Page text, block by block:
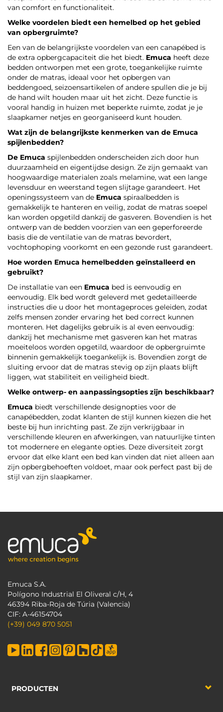
van comfort en functionaliteit.
Welke voordelen biedt een hemelbed op het gebied
van opbergruimte?
Een van de belangrijkste voordelen van een canapébed is
de extra opbergcapaciteit die het biedt. Emuca heeft deze
bedden ontworpen met een grote, toegankelijke ruimte
onder de matras, ideaal voor het opbergen van
beddengoed, seizoensartikelen of andere spullen die je bij
de hand wilt houden maar uit het zicht. Deze functie is
vooral handig in huizen met beperkte ruimte, zodat je je
slaapkamer netjes en georganiseerd kunt houden.
Wat zijn de belangrijkste kenmerken van de Emuca
spijlenbedden?
De Emuca spijlenbedden onderscheiden zich door hun
duurzaamheid en eigentijdse design. Ze zijn gemaakt van
hoogwaardige materialen zoals melamine, wat een lange
levensduur en weerstand tegen slijtage garandeert. Het
openingssysteem van de Emuca spiraalbedden is
gemakkelijk te hanteren en veilig, zodat de matras soepel
kan worden opgetild dankzij de gasveren. Bovendien is het
ontwerp van de bedden voorzien van een geperforeerde
basis die de ventilatie van de matras bevordert,
vochtophoping voorkomt en een gezonde rust garandeert.
Hoe worden Emuca hemelbedden geïnstalleerd en
gebruikt?
De installatie van een Emuca bed is eenvoudig en
eenvoudig. Elk bed wordt geleverd met gedetailleerde
instructies die u door het montageproces geleiden, zodat
zelfs mensen zonder ervaring het bed correct kunnen
monteren. Het dagelijks gebruik is al even eenvoudig:
dankzij het mechanisme met gasveren kan het matras
moeiteloos worden opgetild, waardoor de opbergruimte
binnenin gemakkelijk toegankelijk is. Bovendien zorgt de
sluiting ervoor dat de matras stevig op zijn plaats blijft
liggen, wat stabiliteit en veiligheid biedt.
Welke ontwerp- en aanpassingsopties zijn beschikbaar?
Emuca biedt verschillende designopties voor de
canapébedden, zodat klanten de stijl kunnen kiezen die het
beste bij hun inrichting past. Ze zijn verkrijgbaar in
verschillende kleuren en afwerkingen, van natuurlijke tinten
tot modernere en elegante opties. Deze diversiteit zorgt
ervoor dat elke klant een bed kan vinden dat niet alleen aan
zijn opbergbehoeften voldoet, maar ook perfect past bij de
stijl van zijn slaapkamer.
Emuca S.A.
Polígono Industrial El Oliveral c/H, 4
46394 Riba-Roja de Túria (Valencia)
CIF: A-46154704
(+39) 049 870 5051
PRODUCTEN